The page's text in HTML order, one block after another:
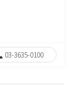
03-3635-0100